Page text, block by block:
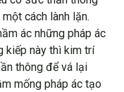
cách lành lặn.
ác những pháp ác
kiếp này thì kim trí
thông để vá lại
mống pháp ác tạo